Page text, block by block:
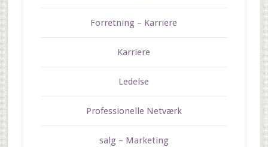
Forretning – Karriere
Karriere
Ledelse
Professionelle Netværk
salg – Marketing